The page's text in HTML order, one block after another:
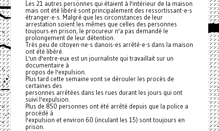
Les 21 autres personnes qui étaient à l'intérieur de la maison
mais ont été libéré sont principalement des ressortissant-e-s
étranger-e-s. Malgré que les circonstances de leur
arrestation soient les mêmes que celles des personnes
toujours en prison, le procureur n'a pas demandé le
prolongement de leur détention.
Très peu de citoyen-ne-s danois-es arrêté-e-s dans la maison
ont été libéré.
L'un d'entre-eux est un journaliste qui travaillait sur un
documentaire à
propos de l'expulsion.
Plus tard cette semaine vont se dérouler les procès de
certaines des
personnes arrêtées dans les rues durant les jours qui ont
suivi l'expulsion.
Plus de 850 personnes ont été arrêté depuis que la police a
procédé à
l'expulsion et environ 60 (inculant les 15) sont toujours en
prison.